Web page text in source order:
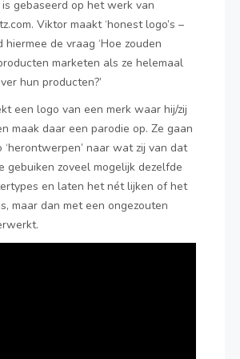
gebaseerd op het werk van
Viktor maakt ‘honest logo’s –
de vraag ‘Hoe zouden
marketen als ze helemaal
hun producten?’
een logo van een merk waar hij/zij
maak daar een parodie op. Ze gaan
naar wat zij van dat
gebuiken zoveel mogelijk dezelfde
en laten het nét lijken of het
maar dan met een ongezouten